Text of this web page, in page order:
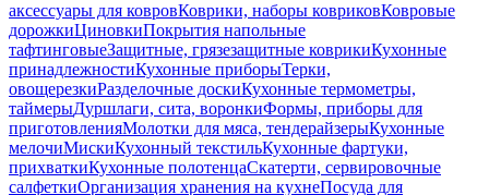
аксессуары для ковровКоврики, наборы ковриковКовровые
дорожкиЦиновкиПокрытия напольные
тафтинговыеЗащитные, грязезащитные коврикиКухонные
принадлежностиКухонные приборыТерки,
овощерезкиРазделочные доскиКухонные термометры,
таймерыДуршлаги, сита, воронкиФормы, приборы для
приготовленияМолотки для мяса, тендерайзерыКухонные
мелочиМискиКухонный текстильКухонные фартуки,
прихваткиКухонные полотенцаСкатерти, сервировочные
салфеткиОрганизация хранения на кухнеПосуда для